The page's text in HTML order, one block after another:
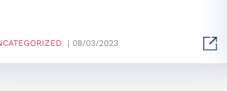
| 08/03/2023